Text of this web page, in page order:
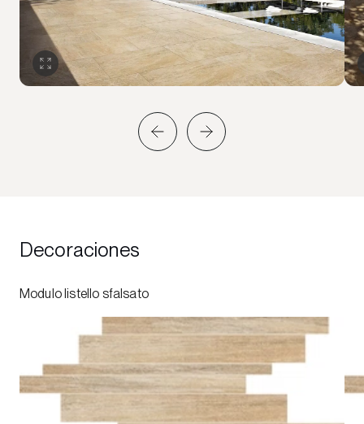
Decoraciones
Modulo listello sfalsato